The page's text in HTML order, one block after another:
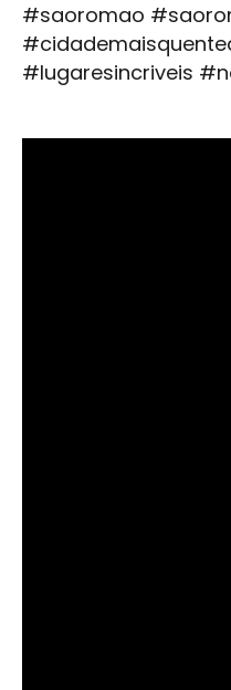
#saoromao
#lugaresincriveis